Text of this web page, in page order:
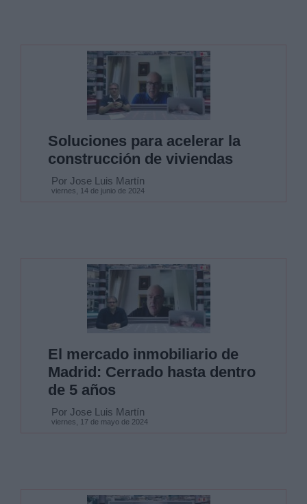
Soluciones para acelerar la
construcción de viviendas
Por Jose Luis Martín
viernes, 14 de junio de 2024
El mercado inmobiliario de
Madrid: Cerrado hasta dentro
de 5 años
Por Jose Luis Martín
viernes, 17 de mayo de 2024